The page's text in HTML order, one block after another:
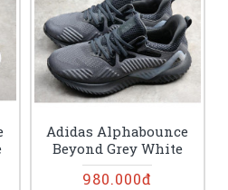
Adidas Alphabounce
Beyond Grey White
980.000đ